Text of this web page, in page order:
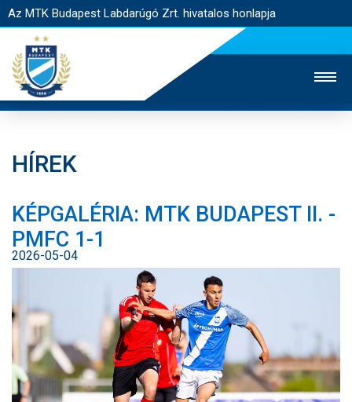
Az MTK Budapest Labdarúgó Zrt. hivatalos honlapja
JEGYÉRTÉKESÍTÉS
WEBSHOP
STADION
NYITÓLAP
HÍREK
CSAPATOK
MÉRKŐZÉSEK
HÍREK
KÉPGALÉRIA: MTK BUDAPEST II. -
PMFC 1-1
2026-05-04